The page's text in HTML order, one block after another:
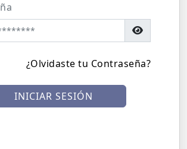
¿Olvidaste tu Contraseña?
INICIAR SESIÓN